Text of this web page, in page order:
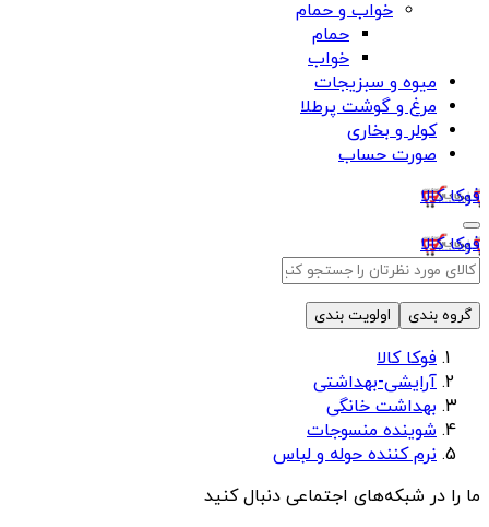
خواب و حمام
حمام
خواب
میوه و سبزیجات
مرغ و گوشت پرطلا
کولر و بخاری
صورت حساب
فوکا کالا
فوکا کالا
گروه بندی اولویت بندی
فوکا کالا
آرایشی-بهداشتی
بهداشت خانگی
شوینده منسوجات
نرم کننده حوله و لباس
ما را در شبکه‌های اجتماعی دنبال کنید